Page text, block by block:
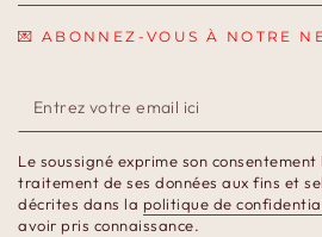
💌 ABONNEZ-VOUS À NOTRE
Entrez
votre
email
ici
Le soussigné exprime son
traitement de ses données aux fins et
décrites dans la politique de
avoir pris connaissance.